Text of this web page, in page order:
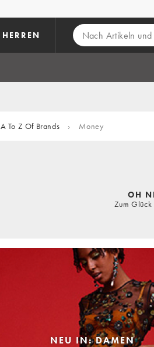
HERREN
A To Z Of Brands › Money
OH
Zum Glück
NEU IN: DAMEN